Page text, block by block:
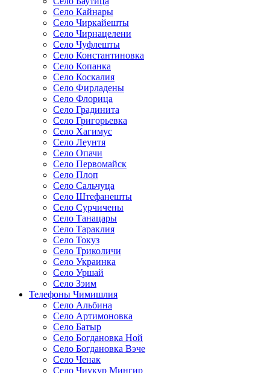
Село Кайнары
Село Чиркайешты
Село Чирнацелени
Село Чуфлешты
Село Константиновка
Село Копанка
Село Коскалия
Село Фирладены
Село Флорица
Село Градинита
Село Григорьевка
Село Хагимус
Село Леунтя
Село Опачи
Село Первомайск
Село Плоп
Село Сальчуца
Село Штефанешты
Село Сурчичены
Село Танацары
Село Тараклия
Село Токуз
Село Триколичи
Село Украинка
Село Уршай
Село Зэим
Телефоны Чимишлия
Село Альбина
Село Артимоновка
Село Батыр
Село Богдановка Ной
Село Богдановка Вэче
Село Ченак
Село Чиукур Мингир